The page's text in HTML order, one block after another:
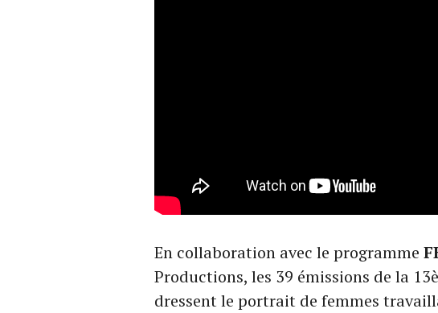
En collaboration avec le programme
Productions, les 39 émissions de la
dressent le portrait de femmes